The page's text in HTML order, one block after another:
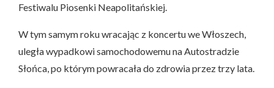
Festiwalu Piosenki Neapolitańskiej.
W tym samym roku wracając z koncertu we Włoszech,
uległa wypadkowi samochodowemu na Autostradzie
Słońca, po którym powracała do zdrowia przez trzy lata.